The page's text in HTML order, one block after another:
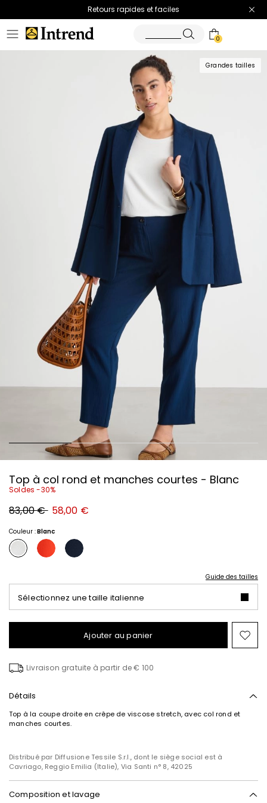
Retours rapides et faciles
0
Grandes tailles
Top à col rond et manches courtes - Blanc
Soldes -30%
Prix
original
€
83,00 € Nouveau
prix
€
58,00 €
Couleur :Blanc
Guide des tailles
Sélectionnez une taille italienne
Ajouter au panier
Livraison gratuite à partir de € 100
Détails
Top à la coupe droite en crêpe de viscose stretch, avec col rond et
manches courtes.
Distribué par Diffusione Tessile S.r.l., dont le siège social est à
Cavriago, Reggio Emilia (Italie), Via Santi n° 8, 42025
Composition et lavage